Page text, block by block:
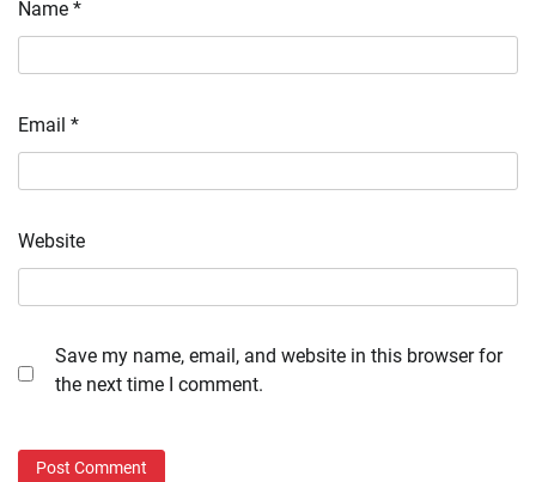
Name *
Email *
Website
Save my name, email, and website in this browser for
the next time I comment.